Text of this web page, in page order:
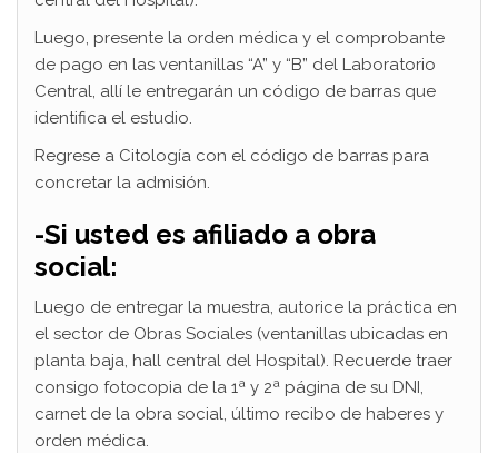
Luego, presente la orden médica y el comprobante
de pago en las ventanillas “A” y “B” del Laboratorio
Central, allí le entregarán un código de barras que
identifica el estudio.
Regrese a Citología con el código de barras para
concretar la admisión.
-Si usted es afiliado a obra
social:
Luego de entregar la muestra, autorice la práctica en
el sector de Obras Sociales (ventanillas ubicadas en
planta baja, hall central del Hospital). Recuerde traer
consigo fotocopia de la 1ª y 2ª página de su DNI,
carnet de la obra social, último recibo de haberes y
orden médica.